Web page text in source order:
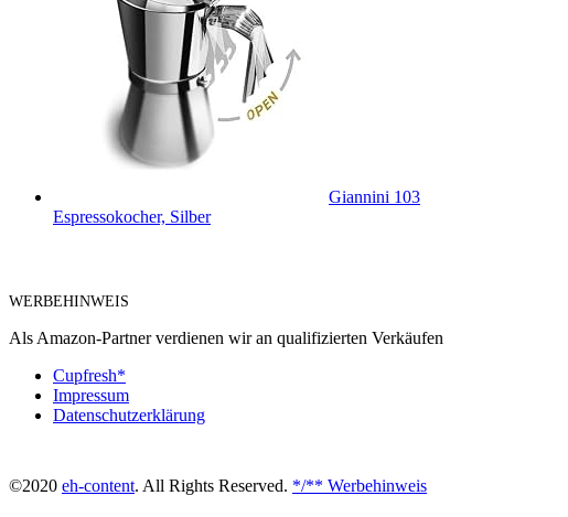
Giannini 103
Espressokocher, Silber
WERBEHINWEIS
Als Amazon-Partner verdienen wir an qualifizierten Verkäufen
Cupfresh*
Impressum
Datenschutzerklärung
©2020 eh-content. All Rights Reserved. */** Werbehinweis